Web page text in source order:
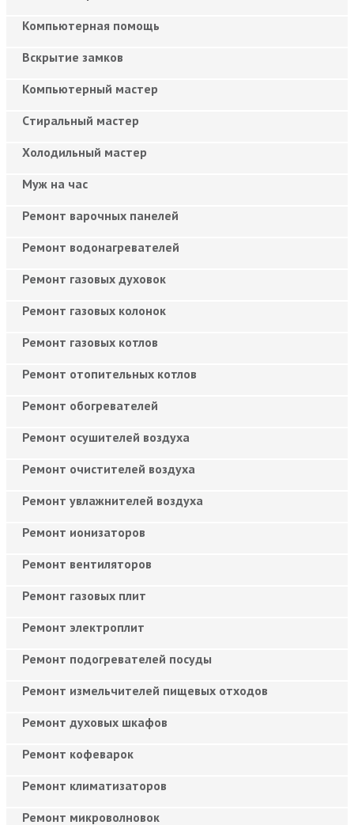
Компьютерная помощь
Вскрытие замков
Компьютерный мастер
Cтиральный мастер
Холодильный мастер
Муж на час
Ремонт варочных панелей
Ремонт водонагревателей
Ремонт газовых духовок
Ремонт газовых колонок
Ремонт газовых котлов
Ремонт отопительных котлов
Ремонт обогревателей
Ремонт осушителей воздуха
Ремонт очистителей воздуха
Ремонт увлажнителей воздуха
Ремонт ионизаторов
Ремонт вентиляторов
Ремонт газовых плит
Ремонт электроплит
Ремонт подогревателей посуды
Ремонт измельчителей пищевых отходов
Ремонт духовых шкафов
Ремонт кофеварок
Ремонт климатизаторов
Ремонт микроволновок